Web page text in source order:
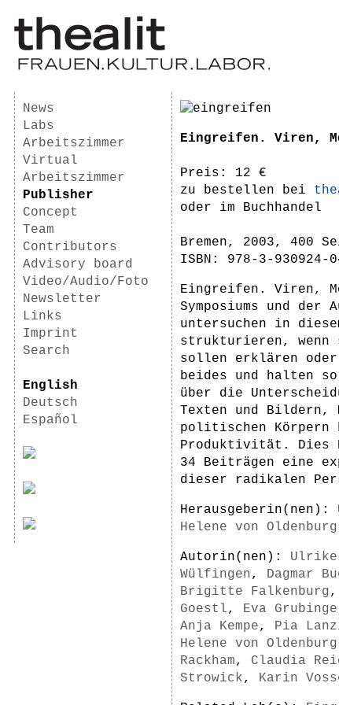
News
Labs
Arbeitszimmer
Virtual
Arbeitszimmer
Publisher
Concept
Team
Contributors
Advisory board
Video/Audio/Foto
Newsletter
Links
Imprint
Search
English
Deutsch
Español
Eingreifen. Viren,
Preis: 12 €
zu bestellen bei
oder im Buchhandel
Bremen, 2003, 400
ISBN: 978-3-930924-
Eingreifen. Viren,
Symposiums und
untersuchen in
strukturieren, wenn
sollen erklären oder
beides und halten
über die
Texten und Bildern,
politischen
Produktivität. Dies
34 Beiträgen eine
dieser radikalen
Herausgeberin(nen):
Helene von Oldenburg
Autorin(nen): Ulrike
Wülfingen, Dagmar
Brigitte Falkenburg,
Goestl, Eva
Anja Kempe, Pia
Helene von Oldenburg
Rackham, Claudia
Strowick, Karin